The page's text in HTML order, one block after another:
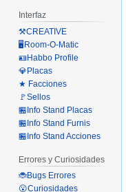
Interfaz
⚒️CREATIVE
🖥️Room-O-Matic
🪪Habbo Profile
💎Placas
★ Facciones
🚩Sellos
🏪Info Stand Placas
🏪Info Stand Furnis
🏪Info Stand Acciones
Errores y Curiosidades
🐞Bugs Errores
😮Curiosidades